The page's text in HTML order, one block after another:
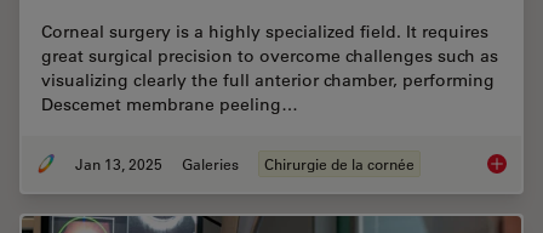
Corneal surgery is a highly specialized field. It requires
great surgical precision to overcome challenges such as
visualizing clearly the full anterior chamber, performing
Descemet membrane peeling…
Jan 13, 2025 Galeries Chirurgie de la cornée How